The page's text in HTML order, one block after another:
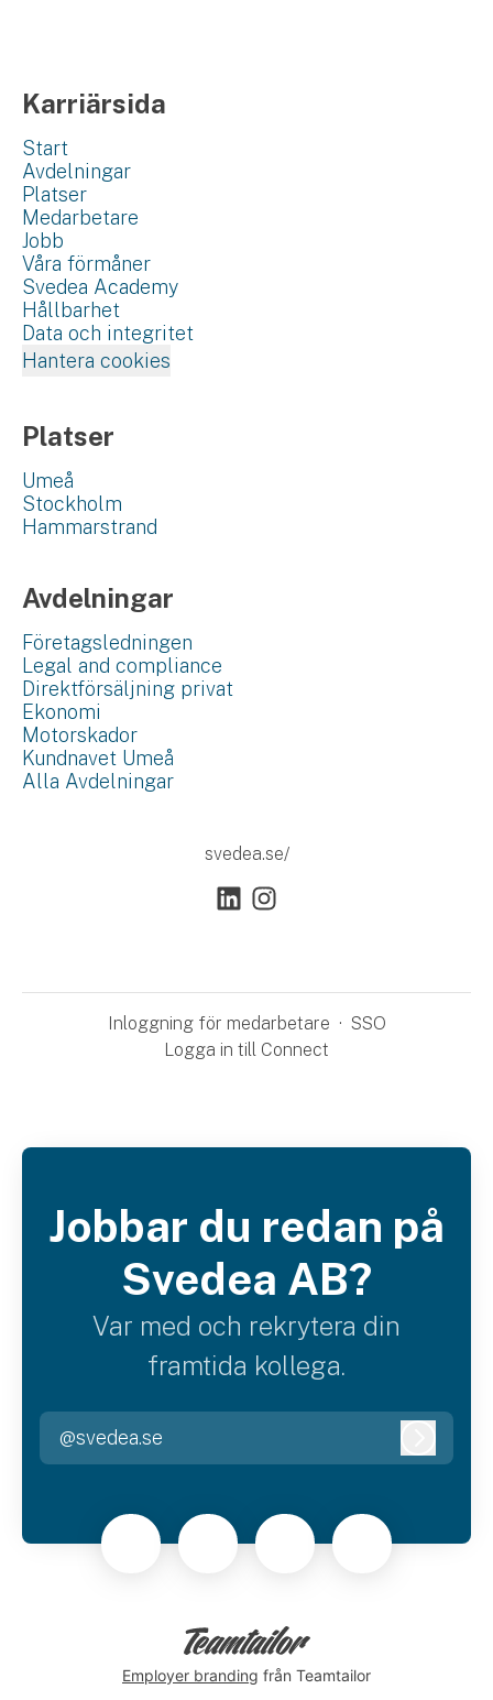
Karriärsida
Start
Avdelningar
Platser
Medarbetare
Jobb
Våra förmåner
Svedea Academy
Hållbarhet
Data och integritet
Hantera cookies
Platser
Umeå
Stockholm
Hammarstrand
Avdelningar
Företagsledningen
Legal and compliance
Direktförsäljning privat
Ekonomi
Motorskador
Kundnavet Umeå
Alla Avdelningar
svedea.se/
Inloggning för medarbetare · SSO
Logga in till Connect
Jobbar du redan på
Svedea AB?
Var med och rekrytera din
framtida kollega.
@svedea.se
Employer branding från Teamtailor